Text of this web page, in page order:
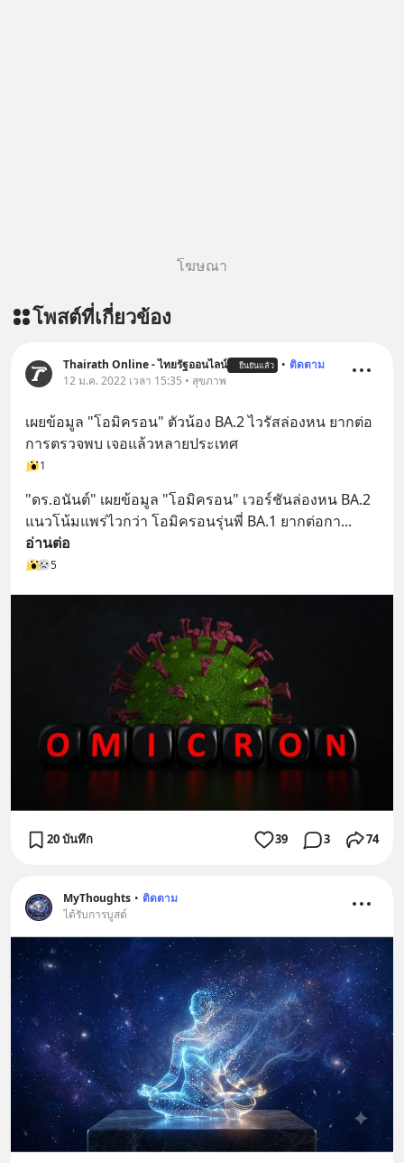
โฆษณา
โพสต์ที่เกี่ยวข้อง
Thairath Online - ไทยรัฐออนไลน์ ยืนยันแล้ว • ติดตาม
12 ม.ค. 2022 เวลา 15:35 • สุขภาพ
เผยข้อมูล "โอมิครอน" ตัวน้อง BA.2 ไวรัสล่องหน ยากต่อ
การตรวจพบ เจอแล้วหลายประเทศ
1
"ดร.อนันต์" เผยข้อมูล "โอมิครอน" เวอร์ชันล่องหน BA.2
แนวโน้มแพร่ไวกว่า โอมิครอนรุ่นพี่ BA.1 ยากต่อกา
อ่านต่อ
5
20 บันทึก 39 3 74
MyThoughts • ติดตาม
ได้รับการบูสต์